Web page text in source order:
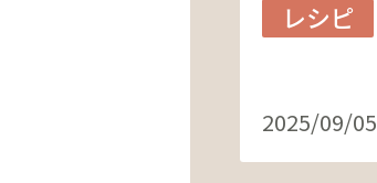
レシピ
2025/09/05